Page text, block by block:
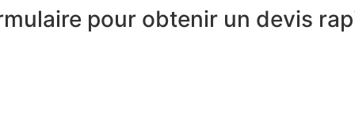
pour obtenir un devis